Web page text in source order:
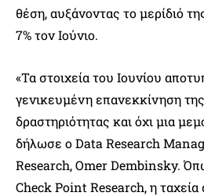
θέση, αυξάνοντας το μερίδιό
7% τον Ιούνιο.
«Τα στοιχεία του Ιουνίου
γενικευμένη επανεκκίνηση
δραστηριότητας και όχι μια
δήλωσε ο Data Research
Research, Omer Dembinsky.
Check Point Research, η ταχεία